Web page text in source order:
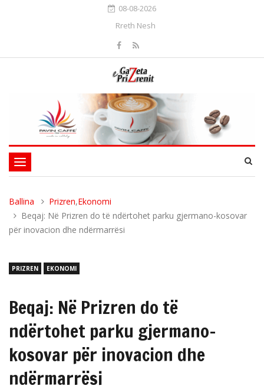
08-08-2026
Rreth Nesh
Toggle
navigation
Ballina Prizren,Ekonomi
Beqaj: Në Prizren do të ndërtohet parku gjermano-kosovar
për inovacion dhe ndërmarrësi
PRIZREN EKONOMI
Beqaj: Në Prizren do të
ndërtohet parku gjermano-
kosovar për inovacion dhe
ndërmarrësi